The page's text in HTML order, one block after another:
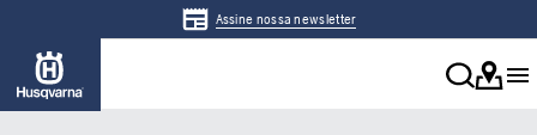
Assine nossa newsletter